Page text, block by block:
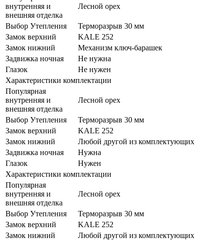
внутренняя и
внешняя отделка
Лесной орех
Выбор Утепления
Терморазрыв 30 мм
Замок верхний
KALE 252
Замок нижний
Механизм ключ-барашек
Задвижка ночная
Не нужна
Глазок
Не нужен
Характеристики комплектации
Популярная
внутренняя и
внешняя отделка
Лесной орех
Выбор Утепления
Терморазрыв 30 мм
Замок верхний
KALE 252
Замок нижний
Любой другой из комплектующих
Задвижка ночная
Нужна
Глазок
Нужен
Характеристики комплектации
Популярная
внутренняя и
внешняя отделка
Лесной орех
Выбор Утепления
Терморазрыв 30 мм
Замок верхний
KALE 252
Замок нижний
Любой другой из комплектующих